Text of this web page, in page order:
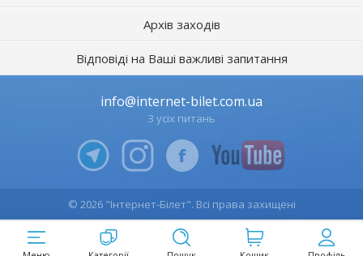
Архів заходів
Відповіді на Ваші важливі запитання
info@internet-bilet.com.ua
З усіх питань
© 2026 "Інтернет-Білет". Всі права захищені